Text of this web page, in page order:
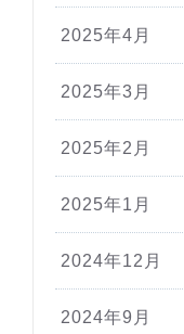
2025年4月
2025年3月
2025年2月
2025年1月
2024年12月
2024年9月